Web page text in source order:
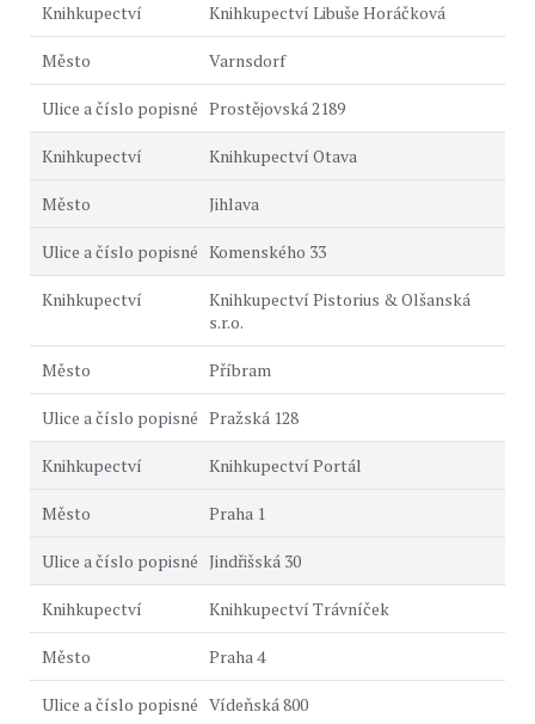
Knihkupectví Libuše Horáčková
Varnsdorf
Prostějovská 2189
Knihkupectví Otava
Jihlava
Komenského 33
Knihkupectví Pistorius & Olšanská
s.r.o.
Příbram
Pražská 128
Knihkupectví Portál
Praha 1
Jindřišská 30
Knihkupectví Trávníček
Praha 4
Vídeňská 800